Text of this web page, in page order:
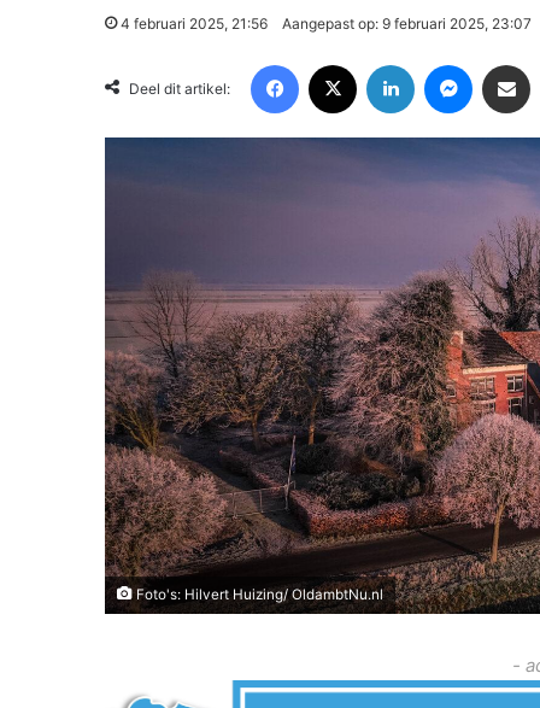
4 februari 2025, 21:56 Aangepast op: 9 februari 2025, 23:07
Deel dit artikel:
Foto's: Hilvert Huizing/ OldambtNu.nl
-